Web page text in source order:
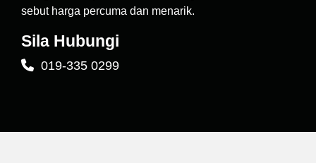
sebut harga percuma dan menarik.
Sila Hubungi
019-335 0299